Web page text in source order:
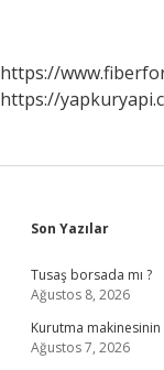
https://
https://
Sidebar
Son Yazılar
Tusaş borsada mı ?
Ağustos 8, 2026
Kurutma makinesinin
Ağustos 7, 2026